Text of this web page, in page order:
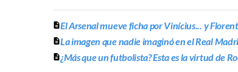
El Arsenal mueve ficha por Vinícius... y
La imagen que nadie imaginó en el Real
¿Más que un futbolista? Esta es la virtud de